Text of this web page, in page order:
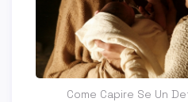
Come Capire Se Un